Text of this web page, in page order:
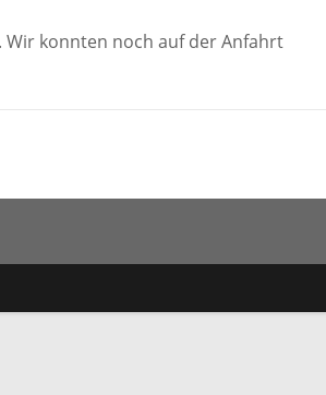
Wir konnten noch auf der Anfahrt